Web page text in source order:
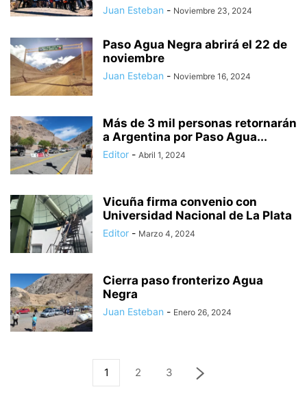
Juan Esteban - Noviembre 23, 2024
Paso Agua Negra abrirá el 22 de
noviembre
Juan Esteban - Noviembre 16, 2024
Más de 3 mil personas retornarán
a Argentina por Paso Agua...
Editor - Abril 1, 2024
Vicuña firma convenio con
Universidad Nacional de La Plata
Editor - Marzo 4, 2024
Cierra paso fronterizo Agua
Negra
Juan Esteban - Enero 26, 2024
1 2 3